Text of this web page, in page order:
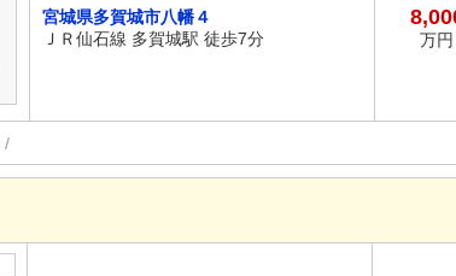
宮城県多賀城市八幡４
ＪＲ仙石線 多賀城駅 徒歩7分
万円